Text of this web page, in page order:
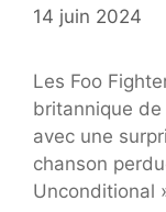
14 juin 2024
Les Foo
britannique
avec une
chanson
Unconditional